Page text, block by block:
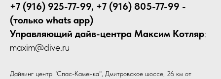
+7 (916) 925-77-99, +7 (916) 805-77-99 -
(только whats app)
Управляющий дайв-центра Максим Котляр:
maxim@dive.ru
Дайвинг центр "Спас-Каменка", Дмитровское шоссе, 26 км от